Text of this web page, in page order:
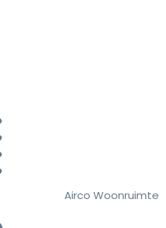
Airco Woonruimte